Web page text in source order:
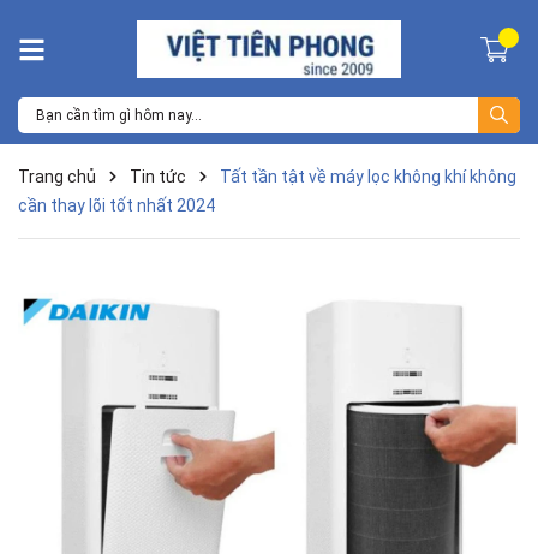
Trang chủ Tin tức
Tất tần tật về máy lọc không khí không
cần thay lõi tốt nhất 2024